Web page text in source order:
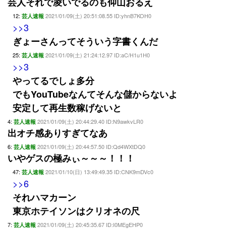
12: 芸人速報 2021/01/09(土) 20:51:08.55 ID:yhnB7KOH0
>>3
ぎょーさんってそういう字書くんだ
25: 芸人速報 2021/01/09(土) 21:24:12.97 ID:aC/H1u1H0
>>3
やってるでしょ多分
でもYouTubeなんてそんな儲からないよ
安定して再生数稼げないと
4: 芸人速報 2021/01/09(土) 20:44:29.40 ID:N9awkvLR0
出オチ感ありすぎてなあ
6: 芸人速報 2021/01/09(土) 20:44:57.50 ID:Qd4WXtDQ0
いやゲスの極みぃ～～～！！！
47: 芸人速報 2021/01/10(日) 13:49:49.35 ID:CNK9mDVc0
>>6
それハマカーン
東京ホテイソンはクリオネの尺
7: 芸人速報 2021/01/09(土) 20:45:35.67 ID:I0MEgEHP0